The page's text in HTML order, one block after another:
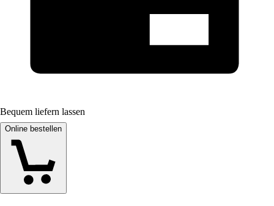
Bequem liefern lassen
Online bestellen